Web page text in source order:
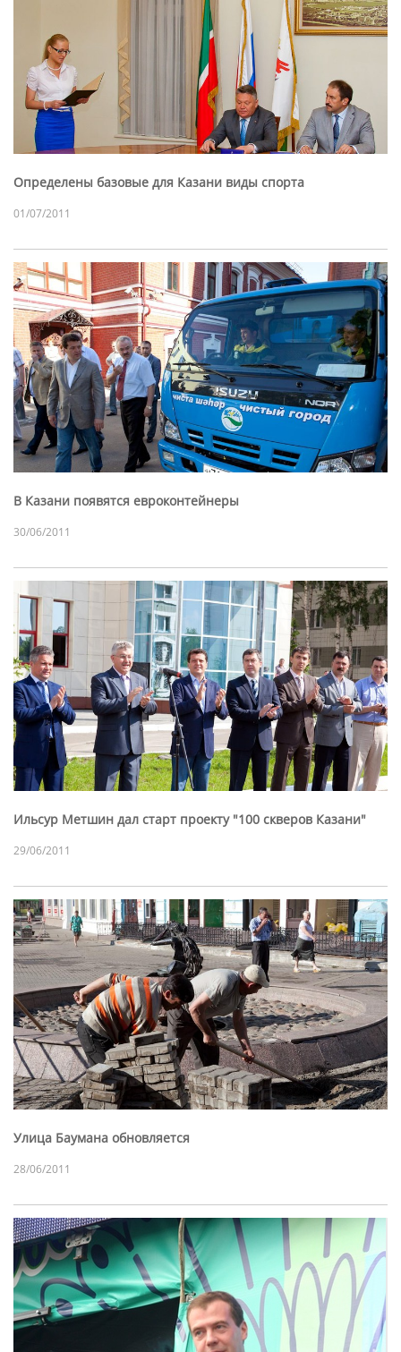
Определены базовые для Казани виды спорта
01/07/2011
В Казани появятся евроконтейнеры
30/06/2011
Ильсур Метшин дал старт проекту "100 скверов Казани"
29/06/2011
Улица Баумана обновляется
28/06/2011